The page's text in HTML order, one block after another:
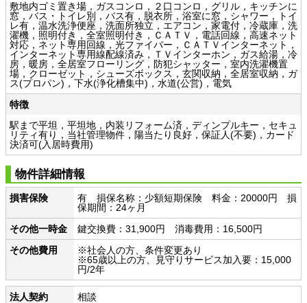
敷地内ゴミ置き場，ガスコンロ，２口コンロ，グリル，キッチンに
窓，バス・トイレ別，バス有，脱衣所，浴室に窓，シャワー，トイ
レ有，温水洗浄便座，洗面所独立，エアコン，家電付，冷蔵庫，洗
濯機，照明付き，全室照明付き，ＣＡＴＶ，電話回線，高速ネット
対応，ネット専用回線，光ファイバー，ＣＡＴＶインターネット，
インターネット専用線配線済み，ＴＶインターホン，ガス給湯，冷
房，暖房，全居室フローリング，防犯シャッター，室内洗濯機置
場，クローゼット，シューズボックス，玄関収納，全居室収納，ガ
ス(プロパン)，下水(浄化槽集中)，水道(公営)，電気
特徴
駅まで平坦，平坦地，内装リフォーム済，ディンプルキー，セキュ
リティ有り，当社管理物件，陽当たり良好，保証人(不要)，カード
決済可(入居時費用)
物件詳細情報
損害保険
有 損保名称：少額短期保険 料金：20000円 損
保期間：24ヶ月
その他一時金
鍵交換費：31,900円 消毒費用：16,500円
その他費用
※社会人の方、条件変更あり
※65歳以上の方、見守りサービス加入要：15,000
円/2年
法人契約
相談